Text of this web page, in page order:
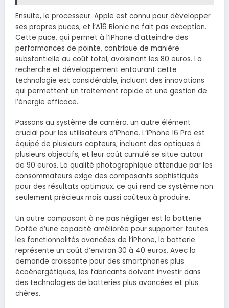
Ensuite, le processeur. Apple est connu pour développer
ses propres puces, et l’A16 Bionic ne fait pas exception.
Cette puce, qui permet à l’iPhone d’atteindre des
performances de pointe, contribue de manière
substantielle au coût total, avoisinant les 80 euros. La
recherche et développement entourant cette
technologie est considérable, incluant des innovations
qui permettent un traitement rapide et une gestion de
l’énergie efficace.
Passons au système de caméra, un autre élément
crucial pour les utilisateurs d’iPhone. L’iPhone 16 Pro est
équipé de plusieurs capteurs, incluant des optiques à
plusieurs objectifs, et leur coût cumulé se situe autour
de 90 euros. La qualité photographique attendue par les
consommateurs exige des composants sophistiqués
pour des résultats optimaux, ce qui rend ce système non
seulement précieux mais aussi coûteux à produire.
Un autre composant à ne pas négliger est la batterie.
Dotée d’une capacité améliorée pour supporter toutes
les fonctionnalités avancées de l’iPhone, la batterie
représente un coût d’environ 30 à 40 euros. Avec la
demande croissante pour des smartphones plus
écoénergétiques, les fabricants doivent investir dans
des technologies de batteries plus avancées et plus
chères.